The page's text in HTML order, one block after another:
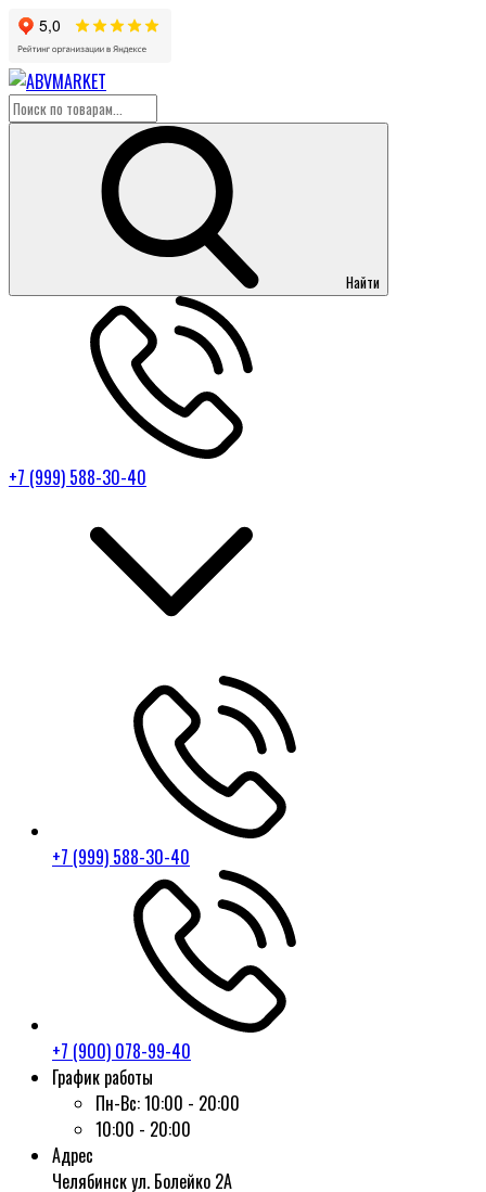
Найти
+7 (999) 588-30-40
+7 (999) 588-30-40
+7 (900) 078-99-40
График работы
Пн-Вс:10:00 - 20:00
10:00 - 20:00
Адрес
Челябинск ул. Болейко 2А